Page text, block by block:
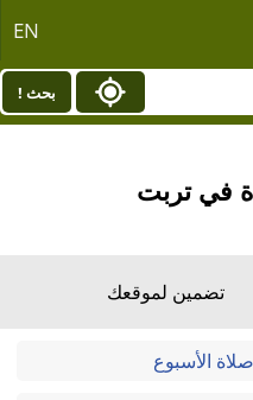
EN
بحث !
في تربت
تضمين لموقعك
صلاة الأسبوع